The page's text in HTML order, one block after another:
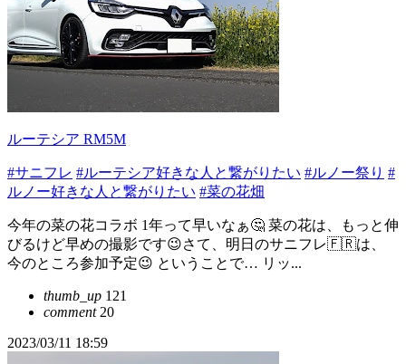
ルーテシア RM5M
#サニフレ #ルーテシア好きな人と繋がりたい #ルノー祭り #
ルノー好きな人と繋がりたい #菜の花畑
今年の菜の花コラボ 1年って早いなぁ🤔 菜の花は、もっと伸
びるけど早めの撮影です😉さて、明日のサニフレ🇫🇷は、
今のところ参加予定😉 ということで… リッ...
thumb_up 121
comment20
2023/03/11 18:59